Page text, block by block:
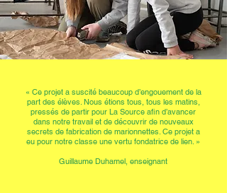
« Ce projet a suscité beaucoup d’engouement de la
part des élèves. Nous étions tous, tous les matins,
pressés de partir pour La Source aﬁn d’avancer
dans notre travail et de découvrir de nouveaux
secrets de fabrication de marionnettes. Ce projet a
eu pour notre classe une vertu fondatrice de lien. »
Guillaume Duhamel, enseignant